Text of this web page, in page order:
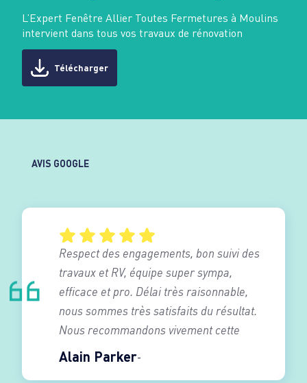
L’Expert Fenêtre Allier Toutes Fermetures à Moulins
intervient dans tous vos travaux de rénovation
Télécharger
AVIS GOOGLE
Alain Parker
Respect des engagements, bon suivi des
travaux et RV, équipe super sympa,
efficace et pro. Délai très raisonnable,
nous sommes très satisfaits du résultat.
Nous recommandons vivement cette
entreprise.